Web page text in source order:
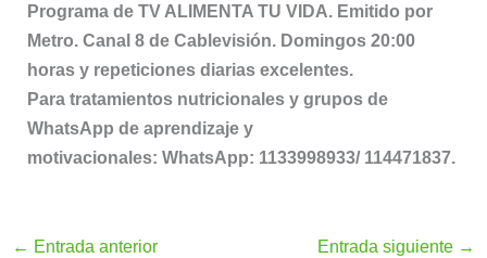
Programa de TV ALIMENTA TU VIDA. Emitido por
Metro. Canal 8 de Cablevisión. Domingos 20:00
horas y repeticiones diarias excelentes.
Para tratamientos nutricionales y grupos de
WhatsApp de aprendizaje y
motivacionales: WhatsApp: 1133998933/ 114471837.
← Entrada anterior Entrada siguiente →